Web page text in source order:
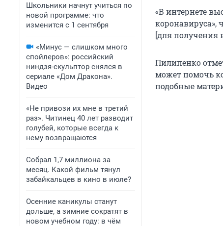
Школьники начнут учиться по
новой программе: что
изменится с 1 сентября
«Минус — слишком много
спойлеров»: российский
ниндзя-скульптор снялся в
сериале «Дом Дракона».
Видео
«Не привози их мне в третий
раз». Читинец 40 лет разводит
голубей, которые всегда к
нему возвращаются
Собрал 1,7 миллиона за
месяц. Какой фильм тянул
забайкальцев в кино в июле?
Осенние каникулы станут
дольше, а зимние сократят в
новом учебном году: в чём
«В интернете
коронавируса»,
[для получения
Пилипенко
может помочь
подобные